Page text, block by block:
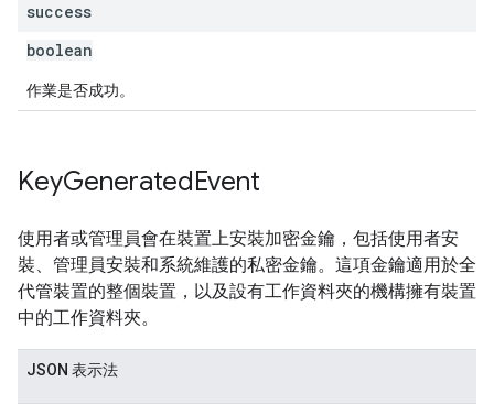
success
boolean
作業是否成功。
KeyGeneratedEvent
使用者或管理員會在裝置上安裝加密金鑰，包括使用者安
裝、管理員安裝和系統維護的私密金鑰。這項金鑰適用於全
代管裝置的整個裝置，以及設有工作資料夾的機構擁有裝置
中的工作資料夾。
JSON 表示法